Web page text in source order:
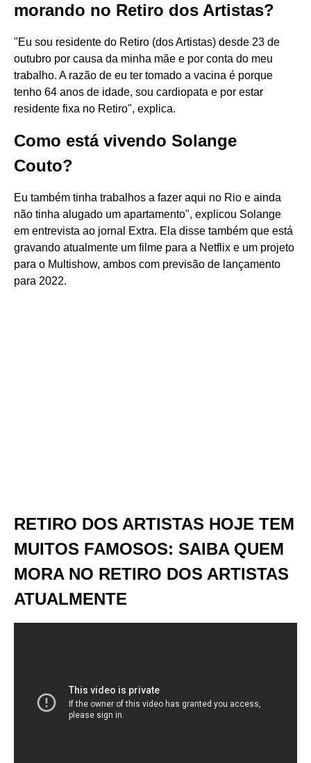
morando no Retiro dos Artistas?
"Eu sou residente do Retiro (dos Artistas) desde 23 de
outubro por causa da minha mãe e por conta do meu
trabalho. A razão de eu ter tomado a vacina é porque
tenho 64 anos de idade, sou cardiopata e por estar
residente fixa no Retiro", explica.
Como está vivendo Solange
Couto?
Eu também tinha trabalhos a fazer aqui no Rio e ainda
não tinha alugado um apartamento", explicou Solange
em entrevista ao jornal Extra. Ela disse também que está
gravando atualmente um filme para a Netflix e um projeto
para o Multishow, ambos com previsão de lançamento
para 2022.
RETIRO DOS ARTISTAS HOJE TEM
MUITOS FAMOSOS: SAIBA QUEM
MORA NO RETIRO DOS ARTISTAS
ATUALMENTE